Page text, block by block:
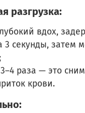
разгрузка:
вдох,
3 секунды, затем
раза — это
крови.